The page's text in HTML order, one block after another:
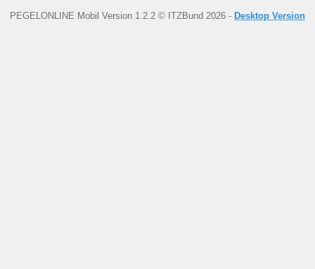
PEGELONLINE Mobil Version 1.2.2 © ITZBund 2026 - Desktop Version